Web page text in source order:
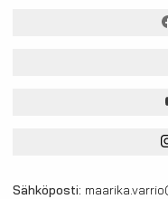
Sähköposti: